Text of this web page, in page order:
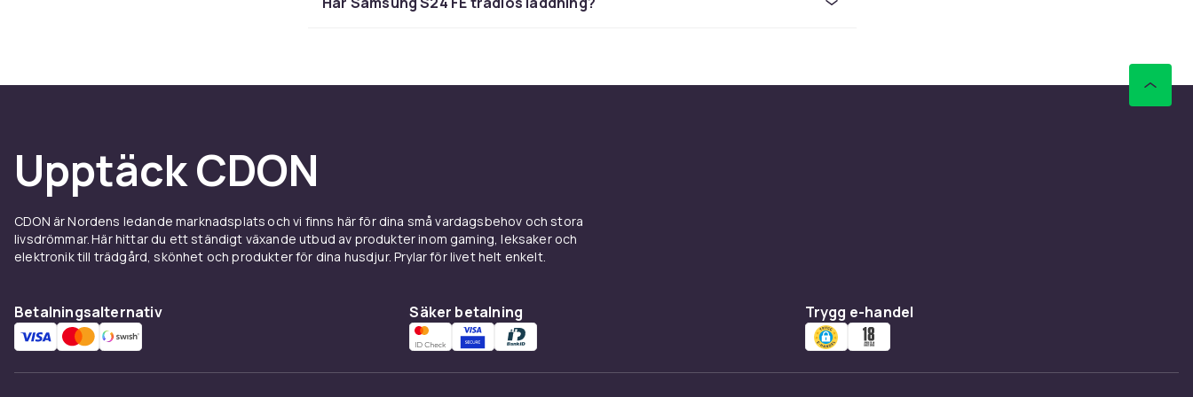
Snabb, kraftfull och redo för mycket mer
Design som både känns och håller
Samsung Galaxy S24 FE kombinerar ett stilrent yttre med tålig konstruktion. Den
ligger bra i handen, är IP68-klassad för att stå emot vatten och damm, och finns i
Välj en mobil som ger dig mer
Upptäck CDON
CDON är Nordens ledande marknadsplats och vi finns här för dina små vardagsbehov och stora
livsdrömmar. Här hittar du ett ständigt växande utbud av produkter inom gaming, leksaker och
elektronik till trädgård, skönhet och produkter för dina husdjur. Prylar för livet helt enkelt.
Betalningsalternativ Säker betalning Trygg e-handel